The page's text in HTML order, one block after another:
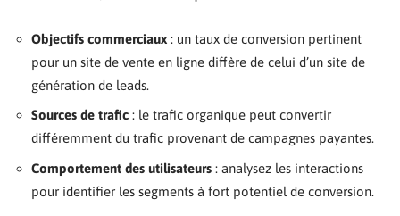
Objectifs commerciaux : un taux de conversion pertinent
pour un site de vente en ligne diffère de celui d’un site de
génération de leads.
Sources de trafic : le trafic organique peut convertir
différemment du trafic provenant de campagnes payantes.
Comportement des utilisateurs : analysez les interactions
pour identifier les segments à fort potentiel de conversion.